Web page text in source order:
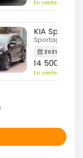
78000 Km
FCFA
SPÉCIAL